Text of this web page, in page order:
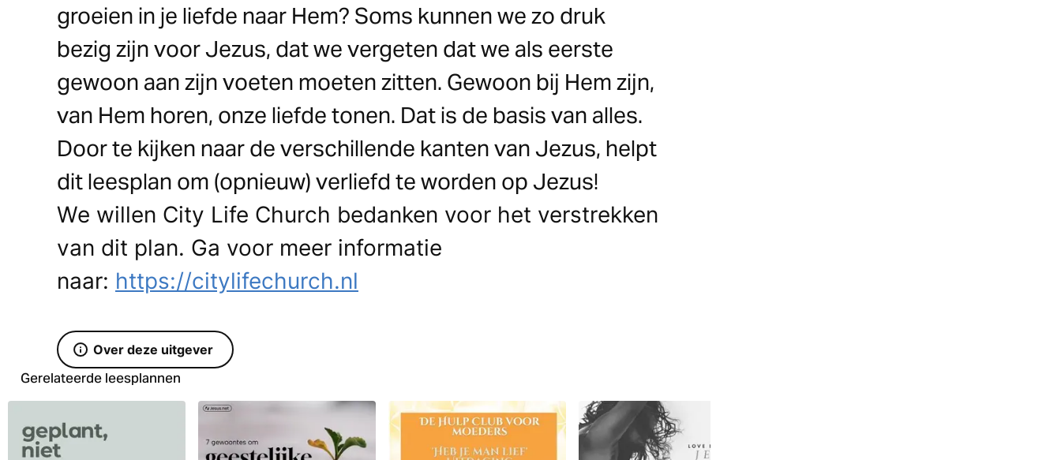
groeien in je liefde naar Hem? Soms kunnen we zo druk
bezig zijn voor Jezus, dat we vergeten dat we als eerste
gewoon aan zijn voeten moeten zitten. Gewoon bij Hem zijn,
van Hem horen, onze liefde tonen. Dat is de basis van alles.
Door te kijken naar de verschillende kanten van Jezus, helpt
dit leesplan om (opnieuw) verliefd te worden op Jezus!
We willen City Life Church bedanken voor het verstrekken
van dit plan. Ga voor meer informatie
naar: https://citylifechurch.nl
Over deze uitgever
Gerelateerde leesplannen